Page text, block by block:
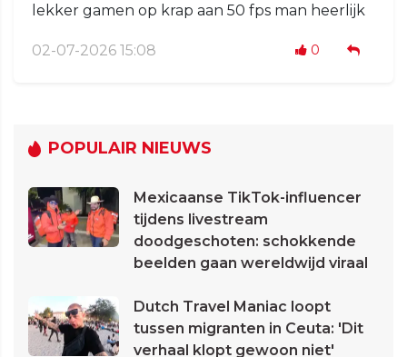
lekker gamen op krap aan 50 fps man heerlijk
02-07-2026 15:08 0
POPULAIR NIEUWS
Mexicaanse TikTok-influencer
tijdens livestream
doodgeschoten: schokkende
beelden gaan wereldwijd viraal
Dutch Travel Maniac loopt
tussen migranten in Ceuta: 'Dit
verhaal klopt gewoon niet'